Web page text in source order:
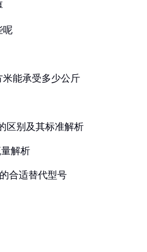
呢
能承受多少公斤
区别及其标准解析
解析
合适替代型号